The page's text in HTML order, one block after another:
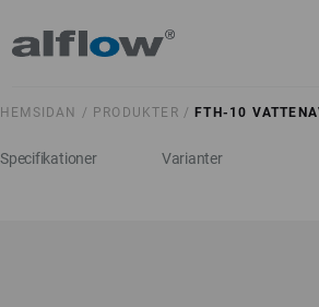
HEMSIDAN / PRODUKTER / FTH-10
Specifikationer Varianter